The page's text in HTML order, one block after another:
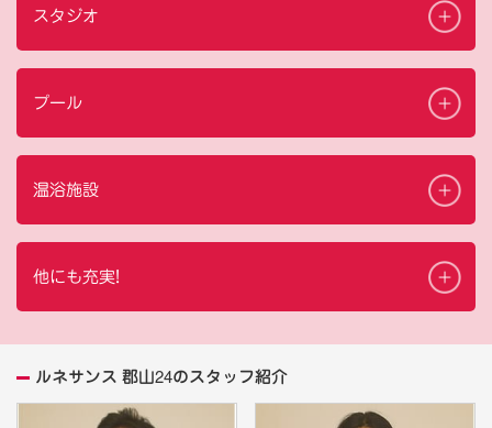
スタジオ
プール
温浴施設
他にも充実!
ルネサンス 郡山24のスタッフ紹介